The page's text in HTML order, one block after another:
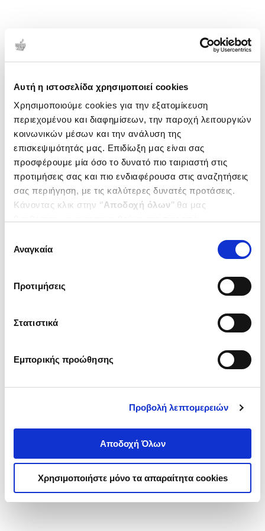
Αυτή η ιστοσελίδα χρησιμοποιεί cookies
Χρησιμοποιούμε cookies για την εξατομίκευση
περιεχομένου και διαφημίσεων, την παροχή λειτουργιών
κοινωνικών μέσων και την ανάλυση της
επισκεψιμότητάς μας. Επιδίωξη μας είναι σας
προσφέρουμε μία όσο το δυνατό πιο ταιριαστή στις
προτιμήσεις σας και πιο ενδιαφέρουσα στις αναζητήσεις
σας περιήγηση, με τις καλύτερες δυνατές προτάσεις.
Κάνοντας κλικ στην ‘’Αποδοχή όλων’’ θα μας
ενδιαφέρουν και να επιλέξετε από τα παρακάτω με την
΄΄και να ενημερωθείτε σχετικά με
συγκατάθεσης
Αναγκαία
Προτιμήσεις
Στατιστικά
Εμπορικής προώθησης
Προβολή λεπτομερειών
Αποδοχή Όλων
Χρησιμοποιήστε μόνο τα απαραίτητα cookies